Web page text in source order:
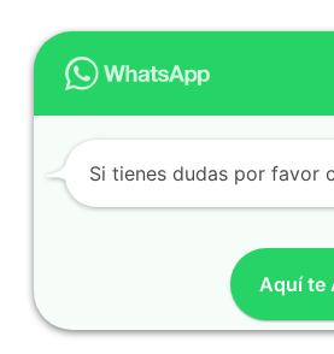
Aquí te
Si tienes dudas por favor